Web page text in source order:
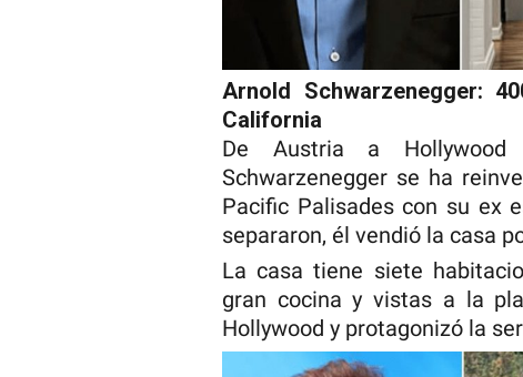
Arnold Schwarzenegger:
California
De Austria a Hollywood
Schwarzenegger se ha
Pacific Palisades con su ex
separaron, él vendió la casa
La casa tiene siete
gran cocina y vistas a la
Hollywood y protagonizó la